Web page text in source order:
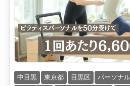
中目黒 東京都 目黒区 パーソナ